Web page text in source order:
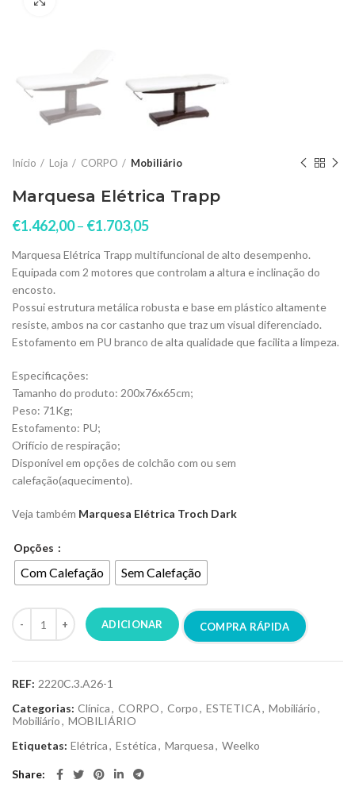
Início Loja CORPO Mobiliário
Marquesa Elétrica Trapp
€1.462,00– €1.703,05
Marquesa Elétrica Trapp multifuncional de alto desempenho.
Equipada com 2 motores que controlam a altura e inclinação do
encosto.
Possui estrutura metálica robusta e base em plástico altamente
resiste, ambos na cor castanho que traz um visual diferenciado.
Estofamento em PU branco de alta qualidade que facilita a limpeza.
Especificações:
Tamanho do produto: 200x76x65cm;
Peso: 71Kg;
Estofamento: PU;
Orifício de respiração;
Disponível em opções de colchão com ou sem
calefação(aquecimento).
Veja também Marquesa Elétrica Troch Dark
Opções
Com Calefação Sem Calefação
ADICIONAR COMPRA RÁPIDA
REF: 2220C.3.A26-1
Categorias: Clínica, CORPO, Corpo, ESTETICA, Mobiliário,
Mobiliário, MOBILIÁRIO
Etiquetas: Elétrica, Estética, Marquesa, Weelko
Share